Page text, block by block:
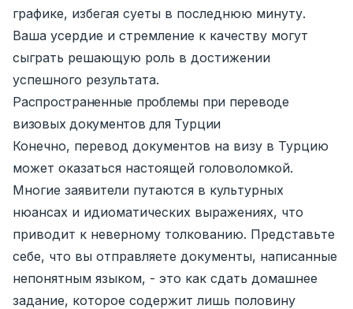
графике, избегая суеты в последнюю минуту.
Ваша усердие и стремление к качеству могут
сыграть решающую роль в достижении
успешного результата.
Распространенные проблемы при переводе
визовых документов для Турции
Конечно, перевод документов на визу в Турцию
может оказаться настоящей головоломкой.
Многие заявители путаются в культурных
нюансах и идиоматических выражениях, что
приводит к неверному толкованию. Представьте
себе, что вы отправляете документы, написанные
непонятным языком, - это как сдать домашнее
задание, которое содержит лишь половину